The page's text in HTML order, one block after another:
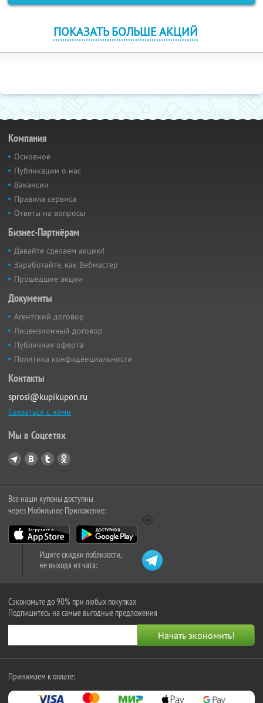
ПОКАЗАТЬ БОЛЬШЕ АКЦИЙ
Компания
Основное
Публикации о нас
Вакансии
Правила сервиса
Ответы на вопросы
Бизнес-Партнёрам
Давайте сделаем акцию!
Заработайте, как Вебмастер
Прошедшие акции
Документы
Агентский договор
Лицензионный договор
Публичная оферта
Политика конфиденциальности
Контакты
sprosi@kupikupon.ru
Связаться с нами
Мы в Соцсетях
Все наши купоны доступны
через Мобильное Приложение:
Ищите скидки поблизости,
не выходя из чата:
Сэкономьте до 90% при любых покупках
Подпишитесь на самые выгодные предложения
Принимаем к оплате: